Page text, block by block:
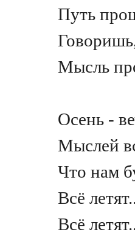
Путь
Мысль
Осень -
Мыслей
Что нам
Всё
Всё